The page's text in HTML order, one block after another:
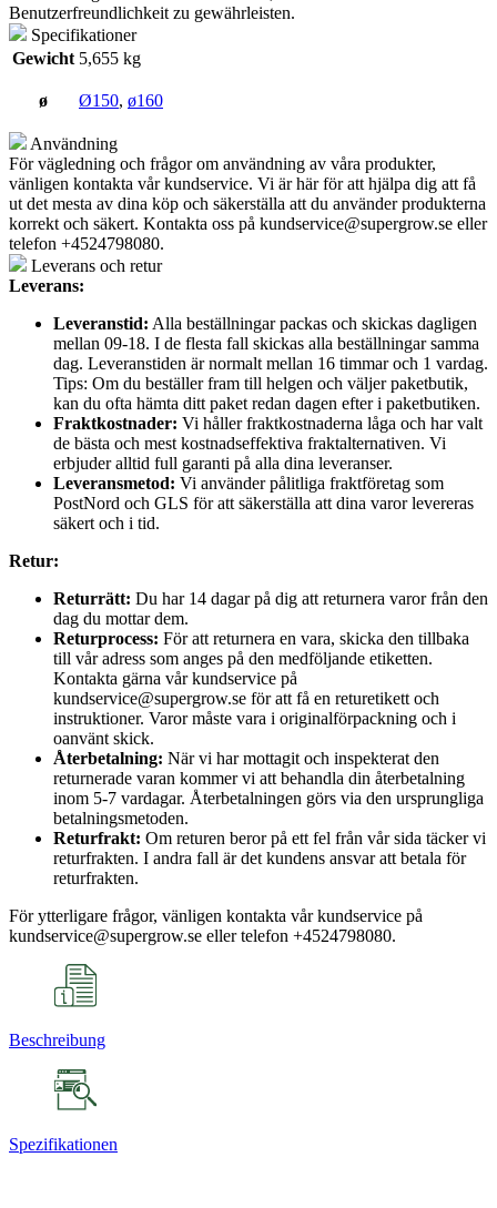
Benutzerfreundlichkeit zu gewährleisten.
Specifikationer
Gewicht 5,655 kg
ø Ø150, ø160
Användning
För vägledning och frågor om användning av våra produkter,
vänligen kontakta vår kundservice. Vi är här för att hjälpa dig att få
ut det mesta av dina köp och säkerställa att du använder produkterna
korrekt och säkert. Kontakta oss på kundservice@supergrow.se eller
telefon +4524798080.
Leverans och retur
Leverans:
Leveranstid: Alla beställningar packas och skickas dagligen
mellan 09-18. I de flesta fall skickas alla beställningar samma
dag. Leveranstiden är normalt mellan 16 timmar och 1 vardag.
Tips: Om du beställer fram till helgen och väljer paketbutik,
kan du ofta hämta ditt paket redan dagen efter i paketbutiken.
Fraktkostnader: Vi håller fraktkostnaderna låga och har valt
de bästa och mest kostnadseffektiva fraktalternativen. Vi
erbjuder alltid full garanti på alla dina leveranser.
Leveransmetod: Vi använder pålitliga fraktföretag som
PostNord och GLS för att säkerställa att dina varor levereras
säkert och i tid.
Retur:
Returrätt: Du har 14 dagar på dig att returnera varor från den
dag du mottar dem.
Returprocess: För att returnera en vara, skicka den tillbaka
till vår adress som anges på den medföljande etiketten.
Kontakta gärna vår kundservice på
kundservice@supergrow.se för att få en returetikett och
instruktioner. Varor måste vara i originalförpackning och i
oanvänt skick.
Återbetalning: När vi har mottagit och inspekterat den
returnerade varan kommer vi att behandla din återbetalning
inom 5-7 vardagar. Återbetalningen görs via den ursprungliga
betalningsmetoden.
Returfrakt: Om returen beror på ett fel från vår sida täcker vi
returfrakten. I andra fall är det kundens ansvar att betala för
returfrakten.
För ytterligare frågor, vänligen kontakta vår kundservice på
kundservice@supergrow.se eller telefon +4524798080.
Beschreibung
Spezifikationen